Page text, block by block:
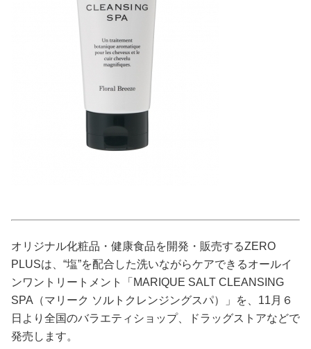
グルメ
トラベル
カルチャー/エンタメ
オリジナル化粧品・健康食品を開発・販売するZERO
PLUSは、“塩”を配合した洗いながらケアできるオールイ
ンワントリートメント「MARIQUE SALT CLEANSING
SPA（マリーク ソルトクレンジングスパ）」を、11月６
日より全国のバラエティショップ、ドラッグストアなどで
発売します。